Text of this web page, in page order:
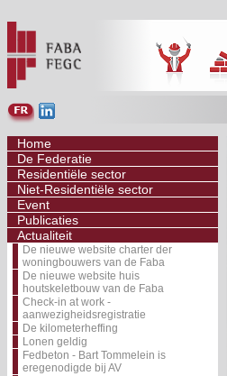
Home
De Federatie
Residentiële sector
Niet-Residentiële sector
Event
Publicaties
Actualiteit
De nieuwe website charter der
woningbouwers van de Faba
De nieuwe website huis
houtskeletbouw van de Faba
Check-in at work -
aanwezigheidsregistratie
De kilometerheffing
Lonen geldig
Fedbeton - Bart Tommelein is
eregenodigde bij AV